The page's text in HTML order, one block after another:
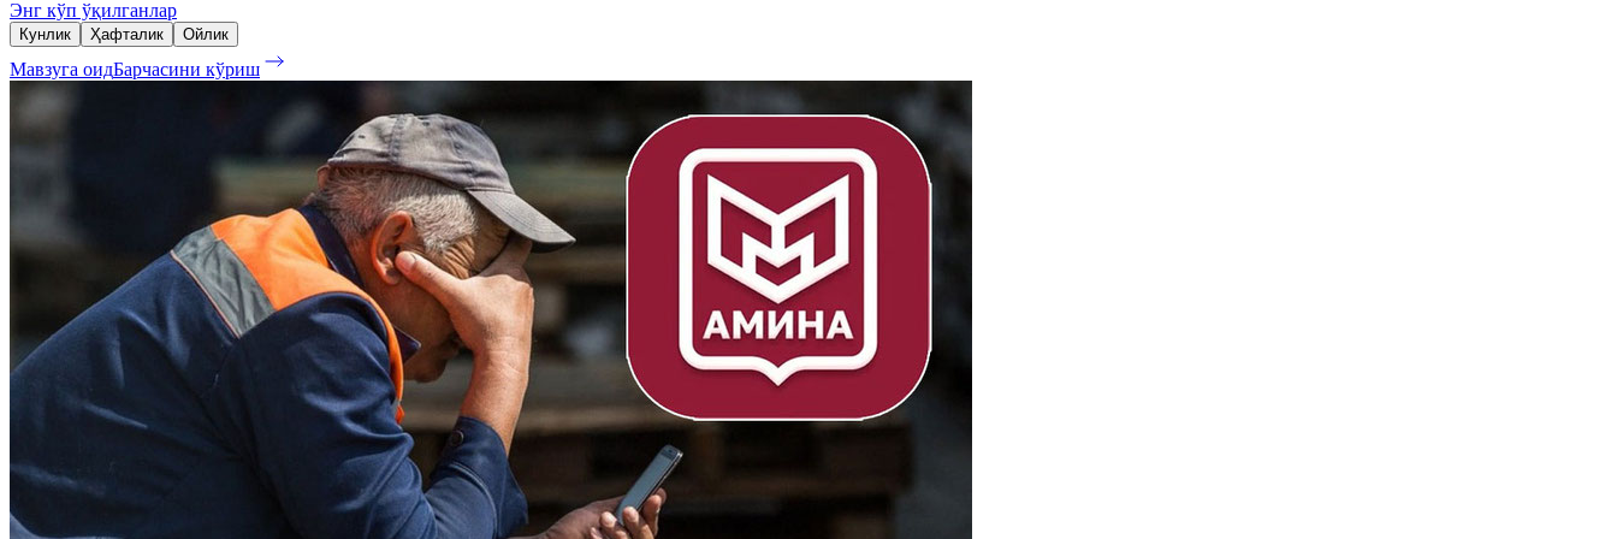
Энг кўп ўқилганлар
Кунлик Ҳафталик Ойлик
Мавзуга оидБарчасини кўриш